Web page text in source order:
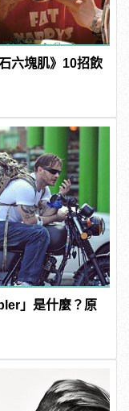
六塊肌》10招飲
」是什麼？原